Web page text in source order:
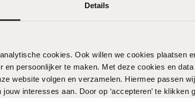
Details
cookies. Ook willen we cookies plaatsen
en persoonlijker te maken. Met deze cookies en
website volgen en verzamelen. Hiermee passen
interesses aan. Door op ‘accepteren’ te klikken